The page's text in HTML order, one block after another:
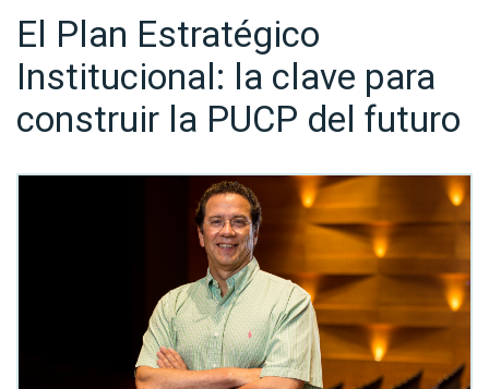
El Plan Estratégico
Institucional: la clave para
construir la PUCP del futuro